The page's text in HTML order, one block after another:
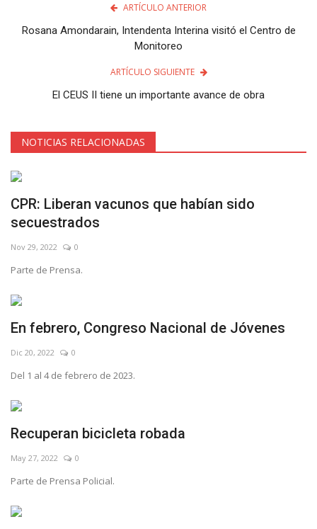
ARTÍCULO ANTERIOR
Rosana Amondarain, Intendenta Interina visitó el Centro de
Monitoreo
ARTÍCULO SIGUIENTE
El CEUS II tiene un importante avance de obra
NOTICIAS RELACIONADAS
CPR: Liberan vacunos que habían sido
secuestrados
Nov 29, 2022 0
Parte de Prensa.
En febrero, Congreso Nacional de Jóvenes
Dic 20, 2022 0
Del 1 al 4 de febrero de 2023.
Recuperan bicicleta robada
May 27, 2022 0
Parte de Prensa Policial.